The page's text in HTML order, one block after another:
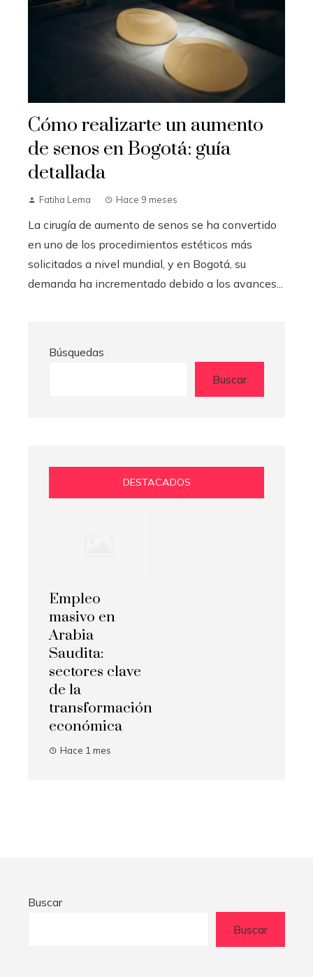
Cómo realizarte un aumento
de senos en Bogotá: guía
detallada
Fatiha Lema Hace 9 meses
La cirugía de aumento de senos se ha convertido
en uno de los procedimientos estéticos más
solicitados a nivel mundial, y en Bogotá, su
demanda ha incrementado debido a los avances...
Búsquedas
Buscar
DESTACADOS
Empleo
masivo en
Arabia
Saudita:
sectores clave
de la
transformación
económica
Hace 1 mes
Buscar
Buscar